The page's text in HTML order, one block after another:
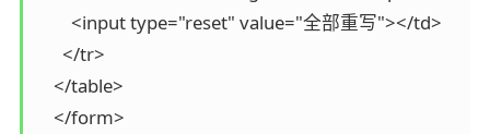
        <input type="reset" value="全部重写"></td>
      </tr>
    </table>
    </form>